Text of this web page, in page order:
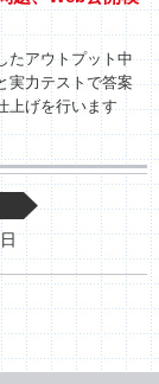
たアウトプット中
実力テストで答案
上げを行います